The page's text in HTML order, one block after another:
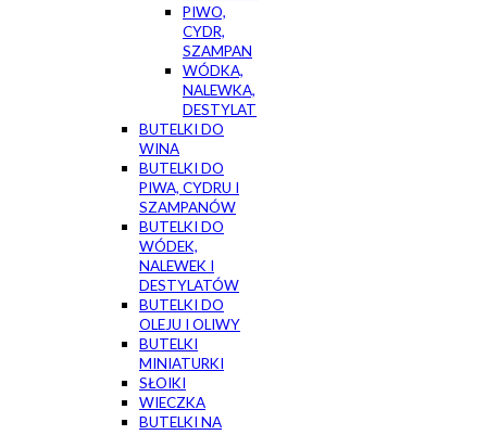
PIWO,
CYDR,
SZAMPAN
WÓDKA,
NALEWKA,
DESTYLAT
BUTELKI DO
WINA
BUTELKI DO
PIWA, CYDRU I
SZAMPANÓW
BUTELKI DO
WÓDEK,
NALEWEK I
DESTYLATÓW
BUTELKI DO
OLEJU I OLIWY
BUTELKI
MINIATURKI
SŁOIKI
WIECZKA
BUTELKI NA